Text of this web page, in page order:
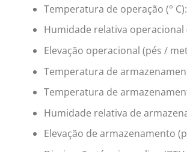
Temperatura de operação (°
Humidade relativa operacional
Elevação operacional (pés /
Temperatura de
Temperatura de
Humidade relativa de
Elevação de armazenamento